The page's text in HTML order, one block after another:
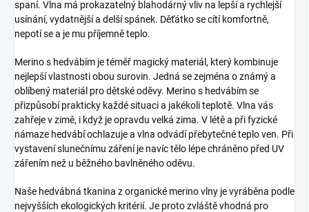
spaní. Vlna má prokazatelný blahodárný vliv na lepší a rychlejší
usínání, vydatnější a delší spánek. Děťátko se cítí komfortně,
nepotí se a je mu příjemně teplo.
Merino s hedvábím je téměř magický materiál, který kombinuje
nejlepší vlastnosti obou surovin. Jedná se zejména o známý a
oblíbený materiál pro dětské oděvy. Merino s hedvábím se
přizpůsobí prakticky každé situaci a jakékoli teplotě. Vlna vás
zahřeje v zimě, i když je opravdu velká zima. V létě a při fyzické
námaze hedvábí ochlazuje a vlna odvádí přebytečné teplo ven. Při
vystavení slunečnímu záření je navíc tělo lépe chráněno před UV
zářením než u běžného bavlněného oděvu.
Naše hedvábná tkanina z organické merino vlny je vyráběna podle
nejvyšších ekologických kritérií. Je proto zvláště vhodná pro